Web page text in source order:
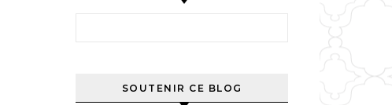
SOUTENIR CE BLOG